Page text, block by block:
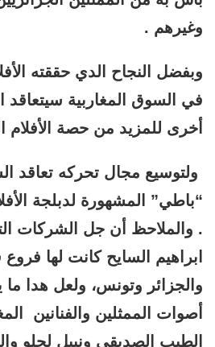
وغيرهم .
وبفضل النجاح الدي حققته
في السوق المغاربية
أخرى للمزيد من حصة الأفلام
ولتوسيع مجال تحركه تعاقد
“باطي” المشهورة لدبلجة
. والملاحظ أن جل الشركات
ابراهيم السايح كانت لها فروع
والجزائر وتونس، ولعل هدا ما
أصوات الممثلين والفنانين
الطيب الصديقي ونبيل لحلو